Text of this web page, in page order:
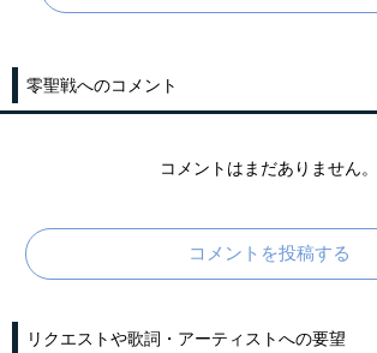
零聖戦へのコメント
コメントはまだありません。
コメントを投稿する
リクエストや歌詞・アーティストへの要望